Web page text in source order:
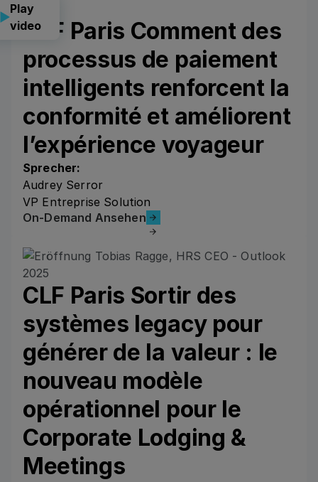
Play
video
CLF Paris Comment des
processus de paiement
intelligents renforcent la
conformité et améliorent
l’expérience voyageur
Sprecher:
Audrey Serror
VP Entreprise Solution
On-Demand Ansehen
On-Demand Ansehen
CLF Paris Sortir des
systèmes legacy pour
générer de la valeur : le
nouveau modèle
opérationnel pour le
Corporate Lodging &
Meetings